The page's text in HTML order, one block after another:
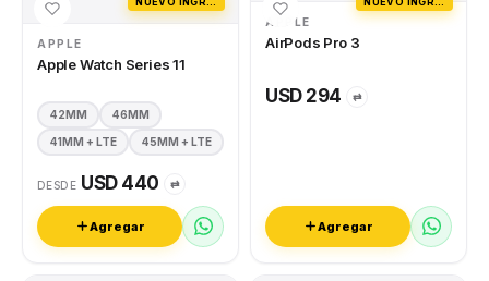
APPLE
Apple Watch Series 11
42MM 46MM
41MM + LTE 45MM + LTE
DESDE USD 440 ⇄
Agregar
APPLE
AirPods Pro 3
USD 294 ⇄
Agregar